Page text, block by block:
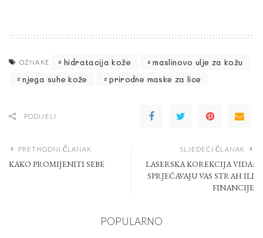
OZNAKE hidratacija kože
maslinovo ulje za kožu
njega suhe kože
prirodne maske za lice
PODIJELI
PRETHODNI ČLANAK
KAKO PROMIJENITI SEBE
SLJEDEĆI ČLANAK
LASERSKA KOREKCIJA VIDA:
SPRJEČAVAJU VAS STRAH ILI
FINANCIJE
POPULARNO